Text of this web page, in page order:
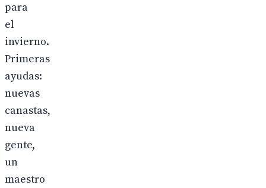
para
el
invierno.
Primeras
ayudas:
nuevas
canastas,
nueva
gente,
un
maestro